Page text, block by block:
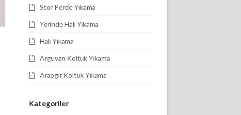
Stor Perde Yıkama
Yerinde Halı Yıkama
Halı Yıkama
Arguvan Koltuk Yıkama
Arapgir Koltuk Yıkama
Kategoriler